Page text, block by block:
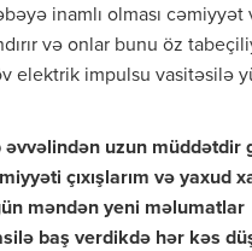
inamlı olması cəmiyyət
və onlar bunu öz
elektrik impulsu vasitəsilə
uzun müddətdir
çıxışlarım və yaxud
məndən yeni məlumatlar
baş verdikdə hər kəs